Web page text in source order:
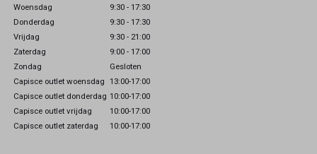
Woensdag
9:30 - 17:30
Donderdag
9:30 - 17:30
Vrijdag
9:30 - 21:00
Zaterdag
9:00 - 17:00
Zondag
Gesloten
Capisce outlet woensdag 13:00-17:00
Capisce outlet donderdag 10:00-17:00
Capisce outlet vrijdag
10:00-17:00
Capisce outlet zaterdag
10:00-17:00